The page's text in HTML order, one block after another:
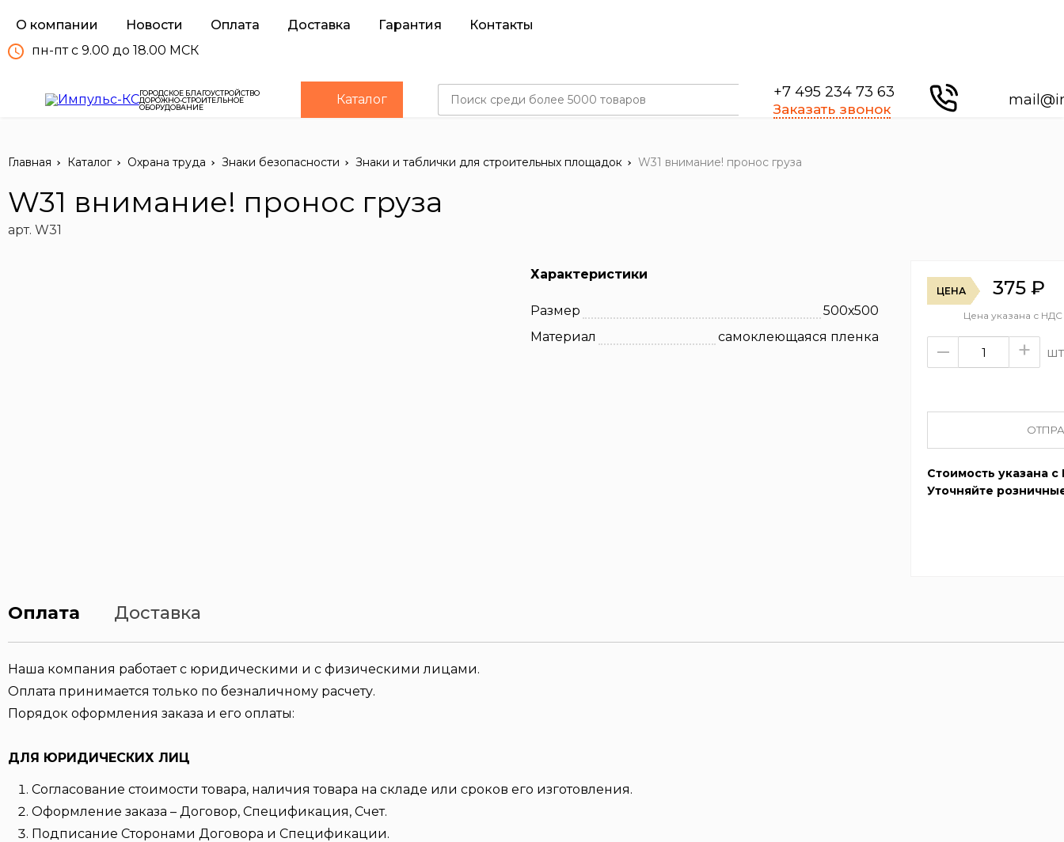
О компании Новости Оплата Доставка Гарантия
Контакты
пн-пт с 9.00 до 18.00 МСК
ГОРОДСКОЕ БЛАГОУСТРОЙСТВО
ДОРОЖНО-СТРОИТЕЛЬНОЕ
ОБОРУДОВАНИЕ
Каталог +7 495 234 73 63
Заказать звонок
Главная Каталог Охрана труда Знаки безопасности Знаки и таблички для строительных площадок W31 внимание! пронос груза
W31 внимание! пронос груза
арт. W31
Характеристики
Размер
500х500
Материал
самоклеющаяся пленка
ЦЕНА 375 ₽
Цена указана с НДС
– +
Стоимость указана
Уточняйте
Оплата Доставка
Наша компания работает с юридическими и с физическими лицами.
Оплата принимается только по безналичному расчету.
Порядок оформления заказа и его оплаты:
ДЛЯ ЮРИДИЧЕСКИХ ЛИЦ
Согласование стоимости товара, наличия товара на складе или сроков его изготовления.
Оформление заказа – Договор, Спецификация, Счет.
Подписание Сторонами Договора и Спецификации.